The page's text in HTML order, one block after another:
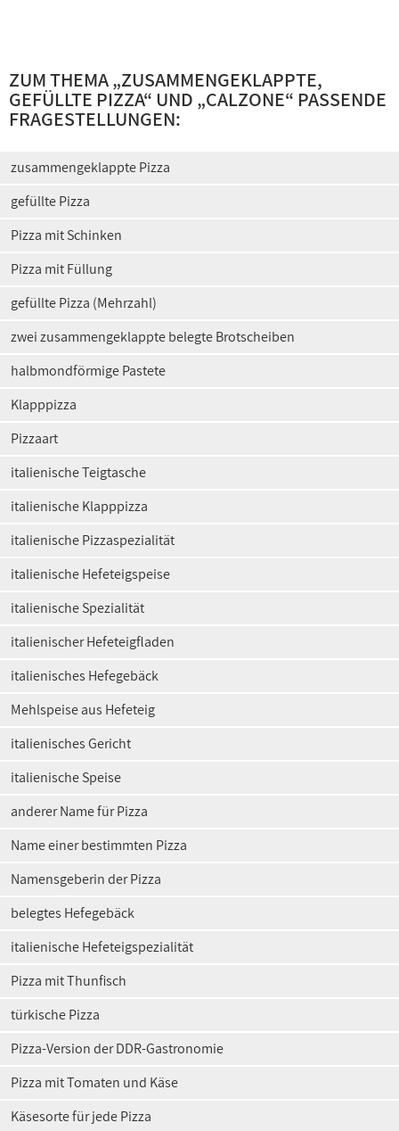
ZUM THEMA „ZUSAMMENGEKLAPPTE,
GEFÜLLTE PIZZA“ UND „CALZONE“ PASSENDE
FRAGESTELLUNGEN:
zusammengeklappte Pizza
gefüllte Pizza
Pizza mit Schinken
Pizza mit Füllung
gefüllte Pizza (Mehrzahl)
zwei zusammengeklappte belegte Brotscheiben
halbmondförmige Pastete
Klapppizza
Pizzaart
italienische Teigtasche
italienische Klapppizza
italienische Pizzaspezialität
italienische Hefeteigspeise
italienische Spezialität
italienischer Hefeteigfladen
italienisches Hefegebäck
Mehlspeise aus Hefeteig
italienisches Gericht
italienische Speise
anderer Name für Pizza
Name einer bestimmten Pizza
Namensgeberin der Pizza
belegtes Hefegebäck
italienische Hefeteigspezialität
Pizza mit Thunfisch
türkische Pizza
Pizza-Version der DDR-Gastronomie
Pizza mit Tomaten und Käse
Käsesorte für jede Pizza